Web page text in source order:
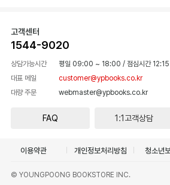
고객센터
1544-9020
상담가능시간 평일 09:00 ~ 18:00 / 점심시간
대표 메일
customer@ypbooks.co.kr
대량 주문
webmaster@ypbooks.co.kr
FAQ 1:1고객상담
이용약관 개인정보처리방침 청소년
© YOUNGPOONG BOOKSTORE INC.